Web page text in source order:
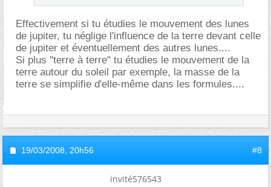
Effectivement si tu étudies le mouvement des lunes
de jupiter, tu néglige l'influence de la terre devant celle
de jupiter et éventuellement des autres lunes....
Si plus "terre à terre" tu étudies le mouvement de la
terre autour du soleil par exemple, la masse de la
terre se simplifie d'elle-même dans les formules....
19/03/2008, 20h56 #8
invité576543